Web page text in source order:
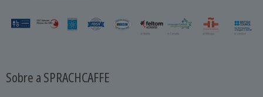
Sobre a SPRACHCAFFE